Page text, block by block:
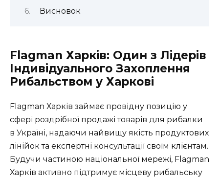
Висновок
Flagman Харків: Один з Лідерів
Індивідуального Захоплення
Рибальством у Харкові
Flagman Харків займає провідну позицію у
сфері роздрібної продажі товарів для рибалки
в Україні, надаючи найвищу якість продуктових
лінійок та експертні консультації своїм клієнтам.
Будучи частиною національної мережі, Flagman
Харків активно підтримує місцеву рибальську